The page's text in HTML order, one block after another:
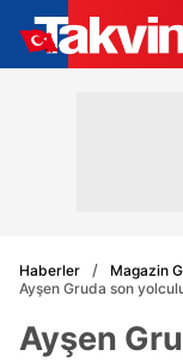
Haberler
Magazin
Ayşen Gruda son
Ayşen